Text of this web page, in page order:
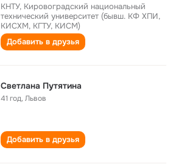
КНТУ, Кировоградский национальный
технический университет (бывш. КФ ХПИ,
КИСХМ, КГТУ, КИСМ)
Добавить в друзья
Светлана Путятина
41 год,Львов
Добавить в друзья